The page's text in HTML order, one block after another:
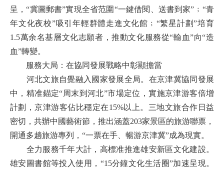
呈，“冀圖郵書”實現全省范圍“一鍵借閱、送書到家”﹔“青
年文化夜校”吸引年輕群體走進文化館﹔“繁星計劃”培育
1.5萬余名基層文化志願者，推動文化服務從“輸血”向“造
血”轉變。
服務大局：在協同發展戰略中彰顯擔當
河北文旅自覺融入國家發展全局。在京津冀協同發展
中，精准錨定“周末到河北”市場定位，實施京津游客倍增
計劃，京津游客佔比穩定在15%以上。三地文旅合作日益
密切，共辦中國藝術節，推出涵蓋203家景區的旅游聯票，
開通多趟旅游專列，“一票在手、暢游京津冀”成為現實。
全力服務千年大計，高標准推進雄安新區文化建設。
雄安圖書館等投入使用，“15分鐘文化生活圈”加速呈現。